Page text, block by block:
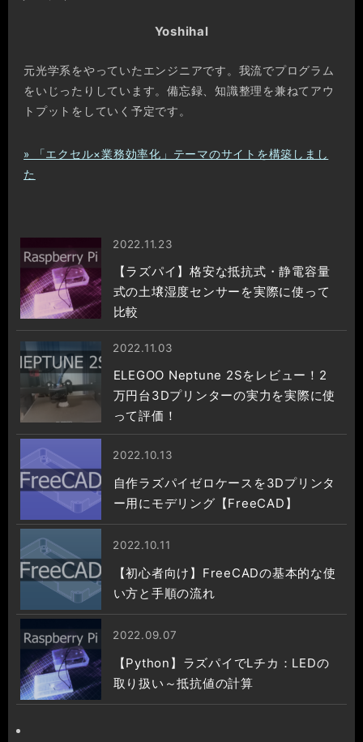
Yoshihal
元光学系をやっていたエンジニアです。我流でプログラム
をいじったりしています。備忘録、知識整理を兼ねてアウ
トプットをしていく予定です。
» 「エクセル×業務効率化」テーマのサイトを構築しまし
た
2022.11.23
【ラズパイ】格安な抵抗式・静電容量
式の土壌湿度センサーを実際に使って
比較
2022.11.03
ELEGOO Neptune 2Sをレビュー！2
万円台3Dプリンターの実力を実際に使
って評価！
2022.10.13
自作ラズパイゼロケースを3Dプリンタ
ー用にモデリング【FreeCAD】
2022.10.11
【初心者向け】FreeCADの基本的な使
い方と手順の流れ
2022.09.07
【Python】ラズパイでLチカ：LEDの
取り扱い～抵抗値の計算